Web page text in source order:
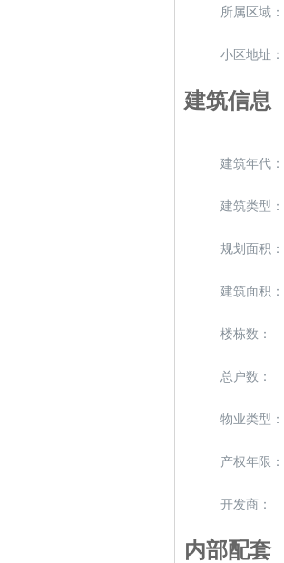
所属区域：
小区地址：
建筑信息
建筑年代：
建筑类型：
规划面积：
建筑面积：
楼栋数：
总户数：
物业类型：
产权年限：
开发商：
内部配套